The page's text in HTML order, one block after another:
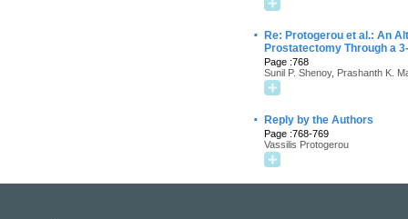
·
Re: Protogerou et al.: An
Prostatectomy Through a
Page :768
Sunil P. Shenoy, Prashanth K.
· Reply by the Authors
Page :768-769
Vassilis Protogerou